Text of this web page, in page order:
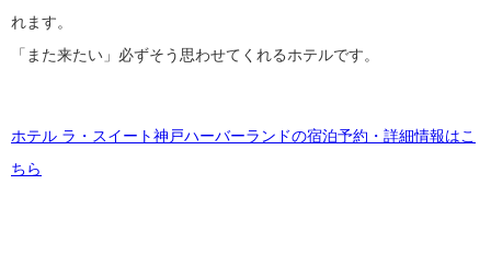
れます。
「また来たい」必ずそう思わせてくれるホテルです。
ホテル ラ・スイート神戸ハーバーランドの宿泊予約・詳細情報はこ
ちら